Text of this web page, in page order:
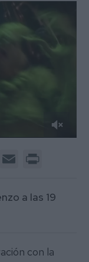
Message
Email
a las 19
con la